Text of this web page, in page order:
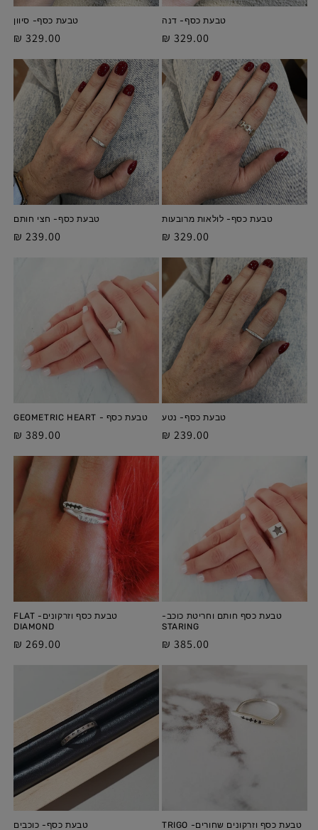
טבעת כסף- דנה
מחיר
329.00 ₪
טבעת כסף- סיוון
מחיר
329.00 ₪
טבעת כסף- לולאות מרובעות
מחיר
329.00 ₪
טבעת כסף- חצי חותם
מחיר
239.00 ₪
טבעת כסף- נטע
מחיר
239.00 ₪
טבעת כסף - GEOMETRIC HEART
מחיר
389.00 ₪
טבעת כסף חותם וחריטת כוכב-
STARING
מחיר
385.00 ₪
טבעת כסף וזרקונים- FLAT
DIAMOND
מחיר
269.00 ₪
טבעת כסף וזרקונים שחורים- TRIGO טבעת כסף- כוכבים